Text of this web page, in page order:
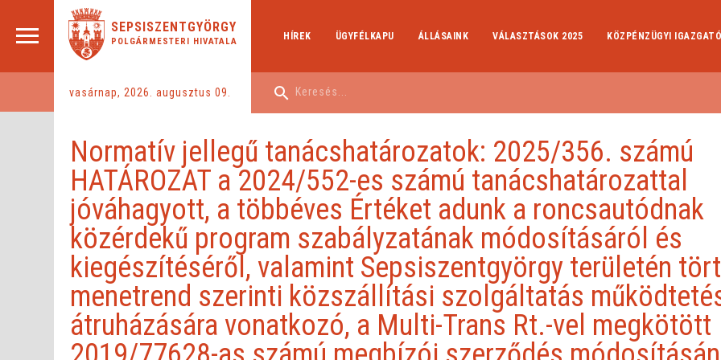
SEPSISZENTGYÖRGY
POLGÁRMESTERI HIVATALA
vasárnap, 2026. augusztus 09.
HÍREK ÜGYFÉLKAPU ÁLLÁSAINK VÁLASZTÁSOK 2025 KÖZPÉNZÜGYI
Normatív jellegű tanácshatározatok: 2025/356. számú
HATÁROZAT a 2024/552-es számú tanácshatározattal
jóváhagyott, a többéves Értéket adunk a roncsautódnak
közérdekű program szabályzatának módosításáról és
kiegészítéséről, valamint Sepsiszentgyörgy területén
menetrend szerinti közszállítási szolgáltatás
átruházására vonatkozó, a Multi-Trans Rt.-vel megkötött